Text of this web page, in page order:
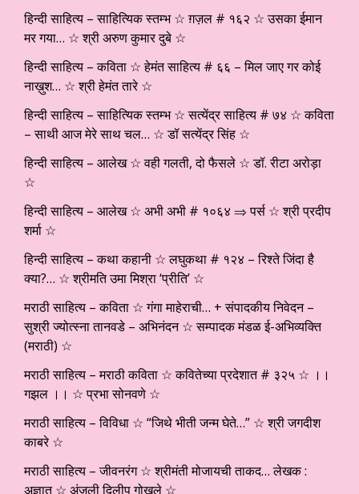
हिन्दी साहित्य – साहित्यिक स्तम्भ ☆ ग़ज़ल # १६२ ☆ उसका ईमान
मर गया… ☆ श्री अरुण कुमार दुबे ☆
हिन्दी साहित्य – कविता ☆ हेमंत साहित्य # ६६ – मिल जाए गर कोई
नाख़ुश… ☆ श्री हेमंत तारे ☆
हिन्दी साहित्य – साहित्यिक स्तम्भ ☆ सत्येंद्र साहित्य # ७४ ☆ कविता
– साथी आज मेरे साथ चल… ☆ डॉ सत्येंद्र सिंह ☆
हिन्दी साहित्य – आलेख ☆ वही गलती, दो फैसले ☆ डॉ. रीटा अरोड़ा
☆
हिन्दी साहित्य – आलेख ☆ अभी अभी # १०६४ ⇒ पर्स ☆ श्री प्रदीप
शर्मा ☆
हिन्दी साहित्य – कथा कहानी ☆ लघुकथा # १२४ – रिश्ते जिंदा है
क्या?… ☆ श्रीमति उमा मिश्रा ‘प्रीति’ ☆
मराठी साहित्य – कविता ☆ गंगा माहेराची… + संपादकीय निवेदन –
सुश्री ज्योत्स्ना तानवडे – अभिनंदन ☆ सम्पादक मंडळ ई-अभिव्यक्ति
(मराठी) ☆
मराठी साहित्य – मराठी कविता ☆ कवितेच्या प्रदेशात # ३२५ ☆ ।।
गझल ।। ☆ प्रभा सोनवणे ☆
मराठी साहित्य – विविधा ☆ “जिथे भीती जन्म घेते…” ☆ श्री जगदीश
काबरे ☆
मराठी साहित्य – जीवनरंग ☆ श्रीमंती मोजायची ताकद… लेखक :
अज्ञात ☆ अंजली दिलीप गोखले ☆